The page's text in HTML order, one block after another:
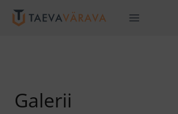
Skip
Galerii